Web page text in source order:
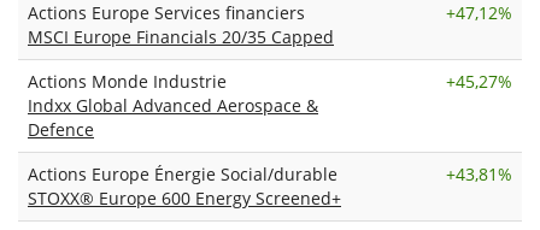
Actions Europe Services financiers
MSCI Europe Financials 20/35 Capped
+47,12%
Actions Monde Industrie
Indxx Global Advanced Aerospace &
Defence
+45,27%
Actions Europe Énergie Social/durable
STOXX® Europe 600 Energy Screened+
+43,81%